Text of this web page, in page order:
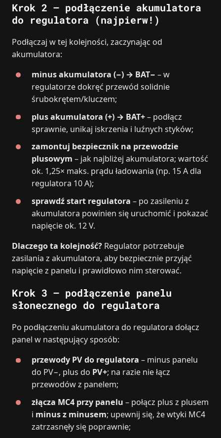
Krok 2 – podłączenie akumulatora
do regulatora (najpierw!)
Podłączaj w tej kolejności, zaczynając od
akumulatora:
minus akumulatora (−) → BAT− – w
regulatorze dokręć przewód solidnie
śrubokrętem/kluczem;
plus akumulatora (+) → BAT+– podłącz
sprawnie, unikaj iskrzenia i luźnych styków;
zamontuj bezpiecznik na przewodzie
plusowym – jak najbliżej akumulatora; wartość
ok. 1,25× maks. prądu ładowania (np. 15 A dla
regulatora 10 A);
sprawdź start regulatora – po zasileniu z
akumulatora powinien się uruchomić i pokazać
napięcie ok. 12 V.
Dlaczego ta kolejność? Regulator potrzebuje
zasilania z akumulatora, aby bezpiecznie przyjąć
napięcie z panelu i prawidłowo nim sterować.
Krok 3 – podłączenie panelu
słonecznego do regulatora
Po podłączeniu akumulatora do regulatora dołącz
panel w następujący sposób:
przewody PV do regulatora – minus panelu
do PV−, plus do PV+; na razie nie łącz
przewodów z panelem;
złącza MC4 przy panelu – połącz plus z plusem
i minus z minusem; upewnij się, że wtyki MC4
zatrzasnęły się poprawnie;